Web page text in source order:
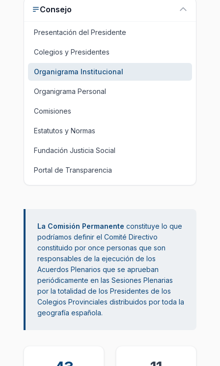
Consejo
Presentación del Presidente
Colegios y Presidentes
Organigrama Institucional
Organigrama Personal
Comisiones
Estatutos y Normas
Fundación Justicia Social
Portal de Transparencia
La Comisión Permanente constituye lo que
podríamos definir el Comité Directivo
constituido por once personas que son
responsables de la ejecución de los
Acuerdos Plenarios que se aprueban
periódicamente en las Sesiones Plenarias
por la totalidad de los Presidentes de los
Colegios Provinciales distribuidos por toda la
geografía española.